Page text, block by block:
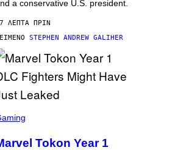
a conservative U.S. president.
ΛΕΠΤΆ ΠΡΙΝ
STEPHEN ANDREW GALIHER
Tokon Year 1